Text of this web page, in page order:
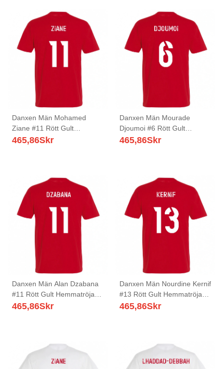
Danxen Män Mohamed
Ziane #11 Rött Gult
Hemmatröja Matchtröjor
465,86Skr
Danxen Män Mourade
Djoumoi #6 Rött Gult
Hemmatröja Matchtröjor
465,86Skr
Danxen Män Alan Dzabana
#11 Rött Gult Hemmatröja
Matchtröjor 2025/26 Tröjor
465,86Skr
Danxen Män Nourdine Kernif
#13 Rött Gult Hemmatröja
Matchtröjor 2025/26 Tröjor
465,86Skr